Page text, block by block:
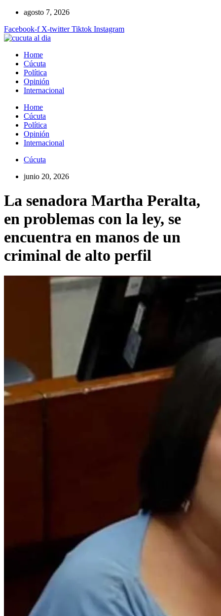
contenido
agosto 7, 2026
Facebook-f X-twitter Tiktok Instagram
Home
Cúcuta
Política
Opinión
Internacional
Home
Cúcuta
Política
Opinión
Internacional
Cúcuta
junio 20, 2026
La senadora Martha Peralta,
en problemas con la ley, se
encuentra en manos de un
criminal de alto perfil